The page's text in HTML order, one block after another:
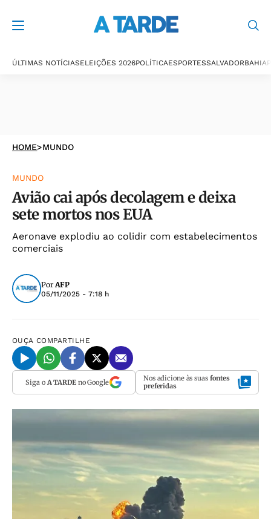
ÚLTIMAS NOTÍCIASELEIÇÕES 2026POLÍTICAESPORTESSALVADORBAHIA
HOME>MUNDO
MUNDO
Avião cai após decolagem e deixa
sete mortos nos EUA
Aeronave explodiu ao colidir com estabelecimentos
comerciais
PorAFP
05/11/2025 - 7:18 h
OUÇA COMPARTILHE
Siga o A TARDEno Google Nos adicione às suas fontes
preferidas